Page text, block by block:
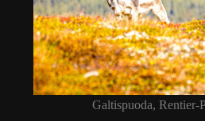
Galtispuoda, Rentier-